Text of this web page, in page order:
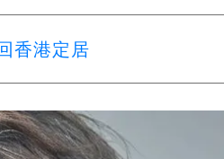
香港定居